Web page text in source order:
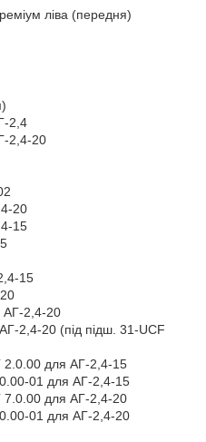
ліва (передня)
2,4
2,4-20
20
15
15
АГ-2,4-20
2,4-20 (під підш. 31-UCF
2.0.00 для АГ-2,4-15
01 для АГ-2,4-15
7.0.00 для АГ-2,4-20
01 для АГ-2,4-20